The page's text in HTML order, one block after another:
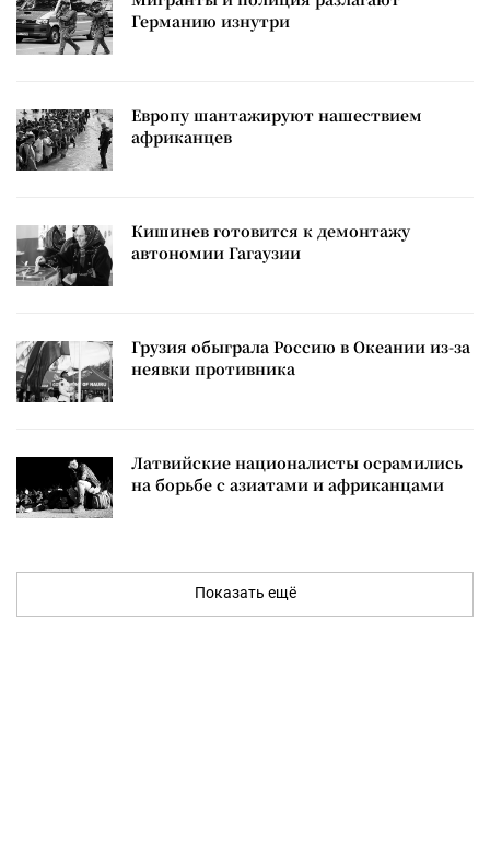
Германию изнутри
Европу шантажируют нашествием
африканцев
Кишинев готовится к демонтажу
автономии Гагаузии
Грузия обыграла Россию в Океании из-за
неявки противника
Латвийские националисты осрамились
на борьбе с азиатами и африканцами
Показать ещё